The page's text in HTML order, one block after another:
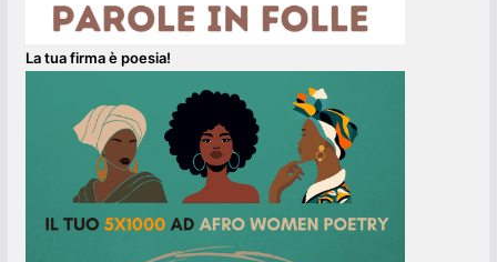
La tua firma è poesia!